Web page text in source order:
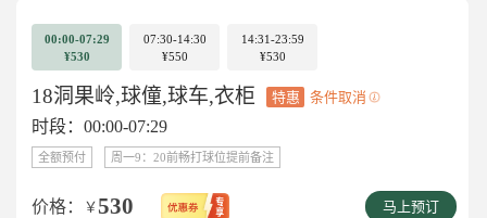
00:00-07:29
¥530
07:30-14:30
¥550
14:31-23:59
¥530
18洞果岭,球僮,球车,衣柜 特惠 条件取消
时段：00:00-07:29
全额预付 周一9：20前畅打球位提前备注
价格： ￥ 530 马上预订